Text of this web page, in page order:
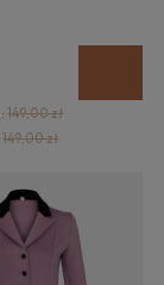
149,00 zł
149,00 zł